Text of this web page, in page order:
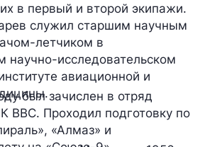
в первый и второй экипажи.
служил старшим научным
летчиком в
научно-исследовательском
авиационной и
был зачислен в отряд
ВВС. Проходил подготовку по
«Алмаз» и